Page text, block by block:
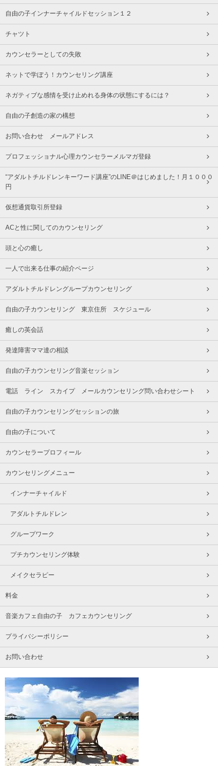
自由の子インナーチャイルドセッション１２
チャツト
カウンセラーとしての失敗
ネットで学ぼう！カウンセリング講座
ネガティブな感情を受け止めれる身体の状態にするには？
自由の子創造の家の構想
お問い合わせ メールアドレス
プロフェッショナル心理カウンセラーメルマガ登録
“アダルトチルドレンキーワード講座”のLINE＠はじめました！月１０００
円
仮想通貨取引所登録
ACと性に関してのカウンセリング
頭と心の癒し
一人で出来る仕事の紹介ページ
アダルトチルドレングループカウンセリング
自由の子カウンセリング 東京住所 スケジュール
癒しの英会話
発達障害ママ達の相談
自由の子カウンセリング音楽セッション
電話 ライン スカイプ メールカウンセリング問い合わせシート
自由の子カウンセリングセッションの旅
自由の子について
カウンセラープロフィール
カウンセリングメニュー
インナーチャイルド
アダルトチルドレン
グループワーク
プチカウンセリング体験
メイクセラピー
料金
音楽カフェ自由の子 カフェカウンセリング
プライバシーポリシー
お問い合わせ